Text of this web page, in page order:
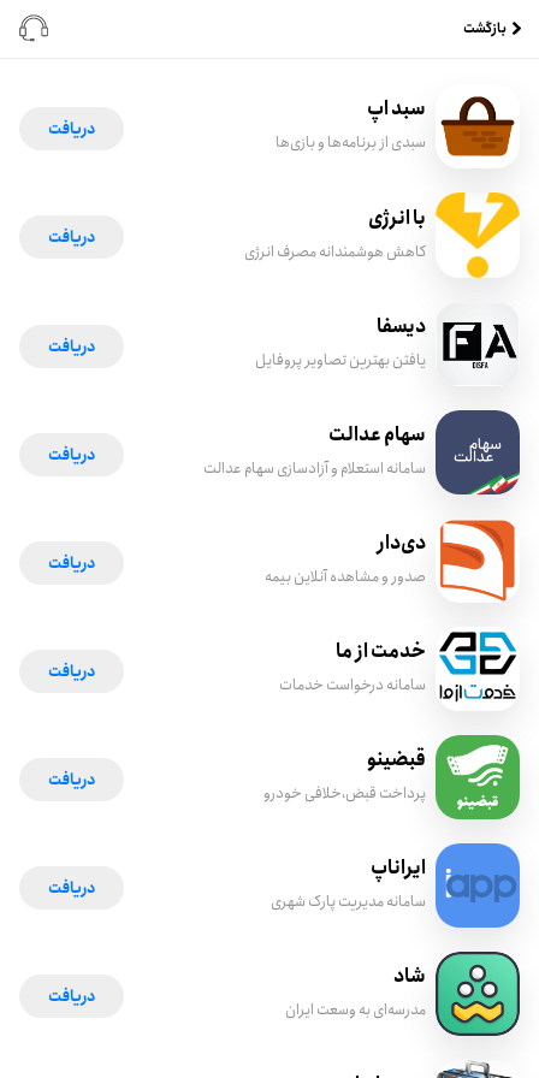
بازگشت
سبد اپ
سبدی از برنامه‌ها و بازی‌ها
دریافت
با انرژی
کاهش هوشمندانه مصرف انرژی
دریافت
دیسفا
یافتن بهترین تصاویر پروفایل
دریافت
سهام عدالت
سامانه استعلام و آزادسازی سهام عدالت
دریافت
دی‌دار
صدور و مشاهده آنلاین بیمه
دریافت
خدمت از ما
سامانه درخواست خدمات
دریافت
قبضینو
پرداخت قبض،خلافی خودرو
دریافت
ایراناپ
سامانه مدیریت پارک شهری
دریافت
شاد
مدرسه‌ای به وسعت ایران
دریافت